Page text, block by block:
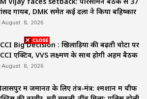
गायब, DMK समेत कई दलों ने किया बहिष्कार
August 8, 2026
Big Decision : खिलाड़ियों की बढ़ती चोटों पर
एक्टिव, VVS लक्ष्मण के साथ होगी अहम बैठक
August 8, 2026
में जमानत के लिए तंत्र-मंत्र: श्मशान में चीफ